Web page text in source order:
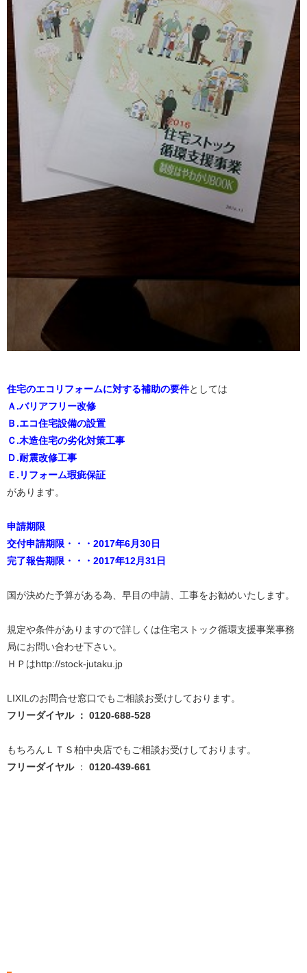
住宅のエコリフォームに対する補助の要件としては
Ａ.バリアフリー改修
Ｂ.エコ住宅設備の設置
Ｃ.木造住宅の劣化対策工事
Ｄ.耐震改修工事
Ｅ.リフォーム瑕疵保証
があります。
申請期限
交付申請期限・・・2017年6月30日
完了報告期限・・・2017年12月31日
国が決めた予算がある為、早目の申請、工事をお勧めいたします。
規定や条件がありますので詳しくは住宅ストック循環支援事業事務
局にお問い合わせ下さい。
ＨＰはhttp://stock-jutaku.jp
LIXILのお問合せ窓口でもご相談お受けしております。
フリーダイヤル ： 0120-688-528
もちろんＬＴＳ柏中央店でもご相談お受けしております。
フリーダイヤル： 0120-439-661